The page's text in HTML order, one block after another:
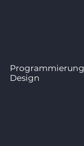
Programmierung
Design